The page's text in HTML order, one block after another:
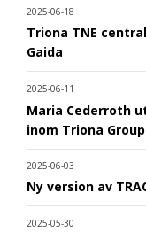
2025-06-18
Triona TNE
Gaida
2025-06-11
Maria Cederroth
inom Triona Group
2025-06-03
Ny version av
2025-05-30